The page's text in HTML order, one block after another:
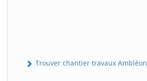
Trouver chantier travaux Ambléon